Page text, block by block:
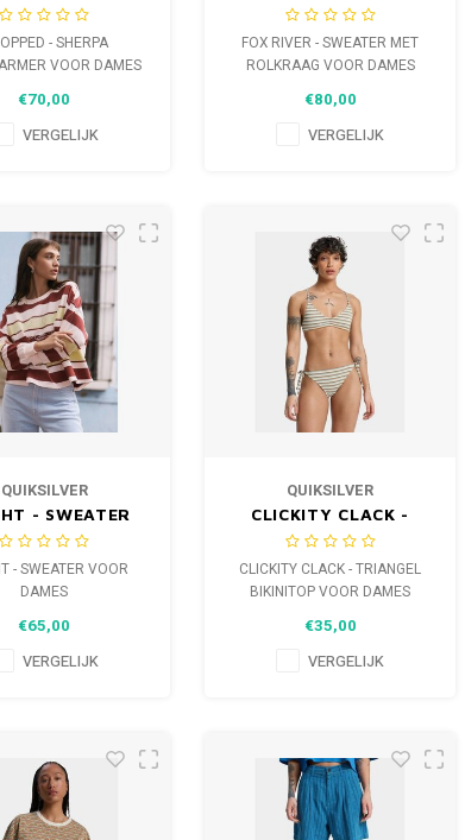
VOOR
DAMES- SHERPA
VOOR DAMES
€70,00
VERGELIJK
MET ROLKRAAG VOOR
DAMES
FOX RIVER - SWEATER MET
ROLKRAAG VOOR DAMES
€80,00
VERGELIJK
QUIKSILVER
- SWEATER
DAMES
- SWEATER VOOR
DAMES
€65,00
VERGELIJK
QUIKSILVER
CLICKITY CLACK -
TRIANGEL BIKINITOP
VOOR DAMES
CLICKITY CLACK - TRIANGEL
BIKINITOP VOOR DAMES
€35,00
VERGELIJK